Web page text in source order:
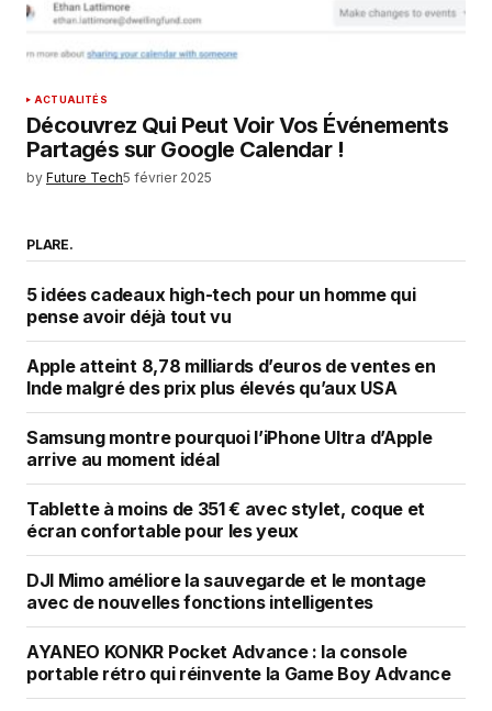
ACTUALITÉS
Découvrez Qui Peut Voir Vos Événements
Partagés sur Google Calendar !
by Future Tech5 février 2025
PLARE.
5 idées cadeaux high-tech pour un homme qui
pense avoir déjà tout vu
Apple atteint 8,78 milliards d’euros de ventes en
Inde malgré des prix plus élevés qu’aux USA
Samsung montre pourquoi l’iPhone Ultra d’Apple
arrive au moment idéal
Tablette à moins de 351 € avec stylet, coque et
écran confortable pour les yeux
DJI Mimo améliore la sauvegarde et le montage
avec de nouvelles fonctions intelligentes
AYANEO KONKR Pocket Advance : la console
portable rétro qui réinvente la Game Boy Advance